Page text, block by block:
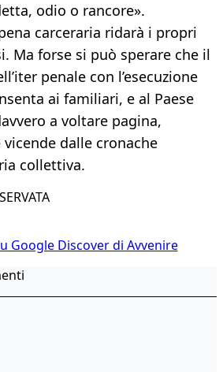
odio o rancore».
carceraria ridarà i propri
Ma forse si può sperare che il
penale con l’esecuzione
ai familiari, e al Paese
a voltare pagina,
dalle cronache
collettiva.
Google Discover di Avvenire